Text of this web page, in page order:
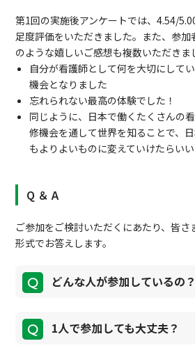
第1回の実施後アンケートでは、4.54/
足度評価をいただきました。また、参
のような嬉しいご感想も複数いただきま
自分が看護師として何を大切にして
機会となりました
忘れられない最高の体験でした！
同じように、日本で働くたくさんの
修機会を通して世界を知ることで、
もよりよいものに変えていけたらい
Q ＆ A
ご参加をご検討いただくにあたり、皆
形式でお答えします。
どんな人が参加しているの？
1人で参加しても大丈夫？